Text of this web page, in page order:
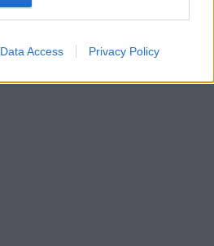
Data Access Privacy Policy